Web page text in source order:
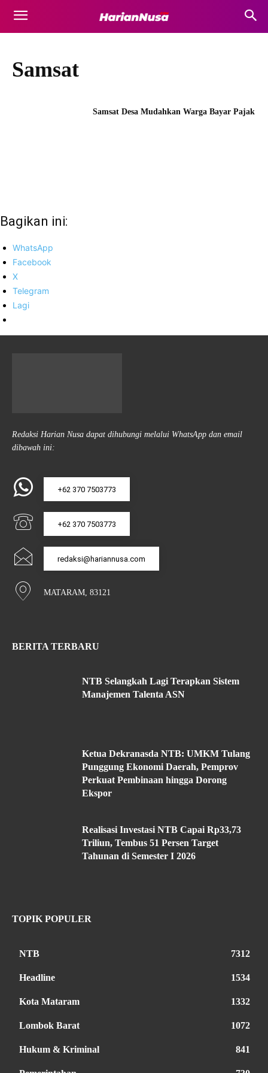
Samsat
Samsat Desa Mudahkan Warga Bayar Pajak
Bagikan ini:
WhatsApp
Facebook
X
Telegram
Lagi
Redaksi Harian Nusa dapat dihubungi melalui WhatsApp dan email
dibawah ini:
+62 370 7503773
+62 370 7503773
redaksi@hariannusa.com
MATARAM, 83121
BERITA TERBARU
NTB Selangkah Lagi Terapkan Sistem
Manajemen Talenta ASN
Ketua Dekranasda NTB: UMKM Tulang
Punggung Ekonomi Daerah, Pemprov
Perkuat Pembinaan hingga Dorong
Ekspor
Realisasi Investasi NTB Capai Rp33,73
Triliun, Tembus 51 Persen Target
Tahunan di Semester I 2026
TOPIK POPULER
NTB 7312
Headline 1534
Kota Mataram 1332
Lombok Barat 1072
Hukum & Kriminal 841